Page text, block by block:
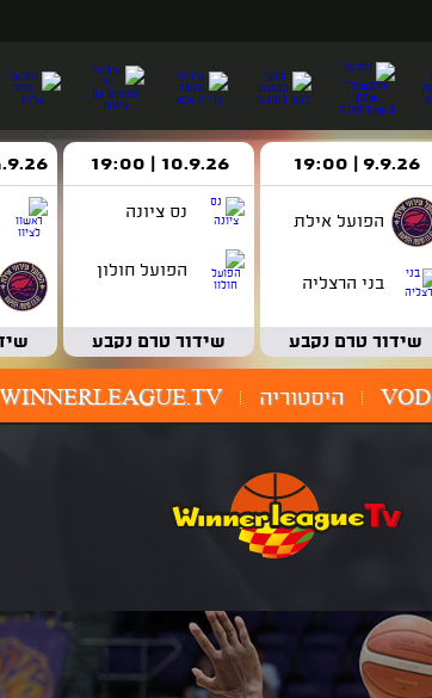
9.9.26 | 19:00
הפועל אילת
בני הרצליה
שידור טרם נקבע
10.9.26 | 19:00
נס ציונה
הפועל חולון
שידור טרם נקבע
14.9.26 |
VOD היסטוריה WINNERLEAGUE.TV